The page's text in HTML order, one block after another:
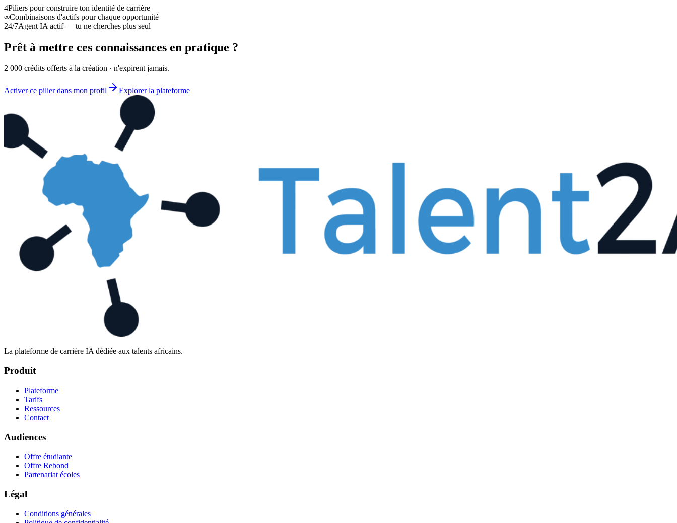
4Piliers pour construire ton identité de carrière
∞Combinaisons d'actifs pour chaque opportunité
24/7Agent IA actif — tu ne cherches plus seul
Prêt à mettre ces connaissances en pratique ?
2 000 crédits offerts à la création · n'expirent jamais.
Activer ce pilier dans mon profil Explorer la plateforme
La plateforme de carrière IA dédiée aux talents africains.
Produit
Plateforme
Tarifs
Ressources
Contact
Audiences
Offre étudiante
Offre Rebond
Partenariat écoles
Légal
Conditions générales